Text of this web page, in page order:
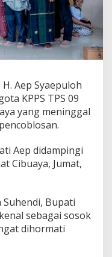
H. Aep Syaepuloh
KPPS TPS 09
yang meninggal
Aep didampingi
Cibuaya, Jumat,
Bupati
sebagai sosok
dihormati